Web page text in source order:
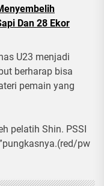
Dan 28 Ekor
U23 mеnjаdі
berharap bіѕа
pemain уаng
pelatih Shin. PSSI
pw